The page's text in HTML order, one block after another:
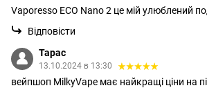
Vaporesso ECO Nano 2 це мій улюблений
Відповісти
Тарас
13.10.2024 в 13:30
вейпшоп MilkyVape має найкращі ціни на